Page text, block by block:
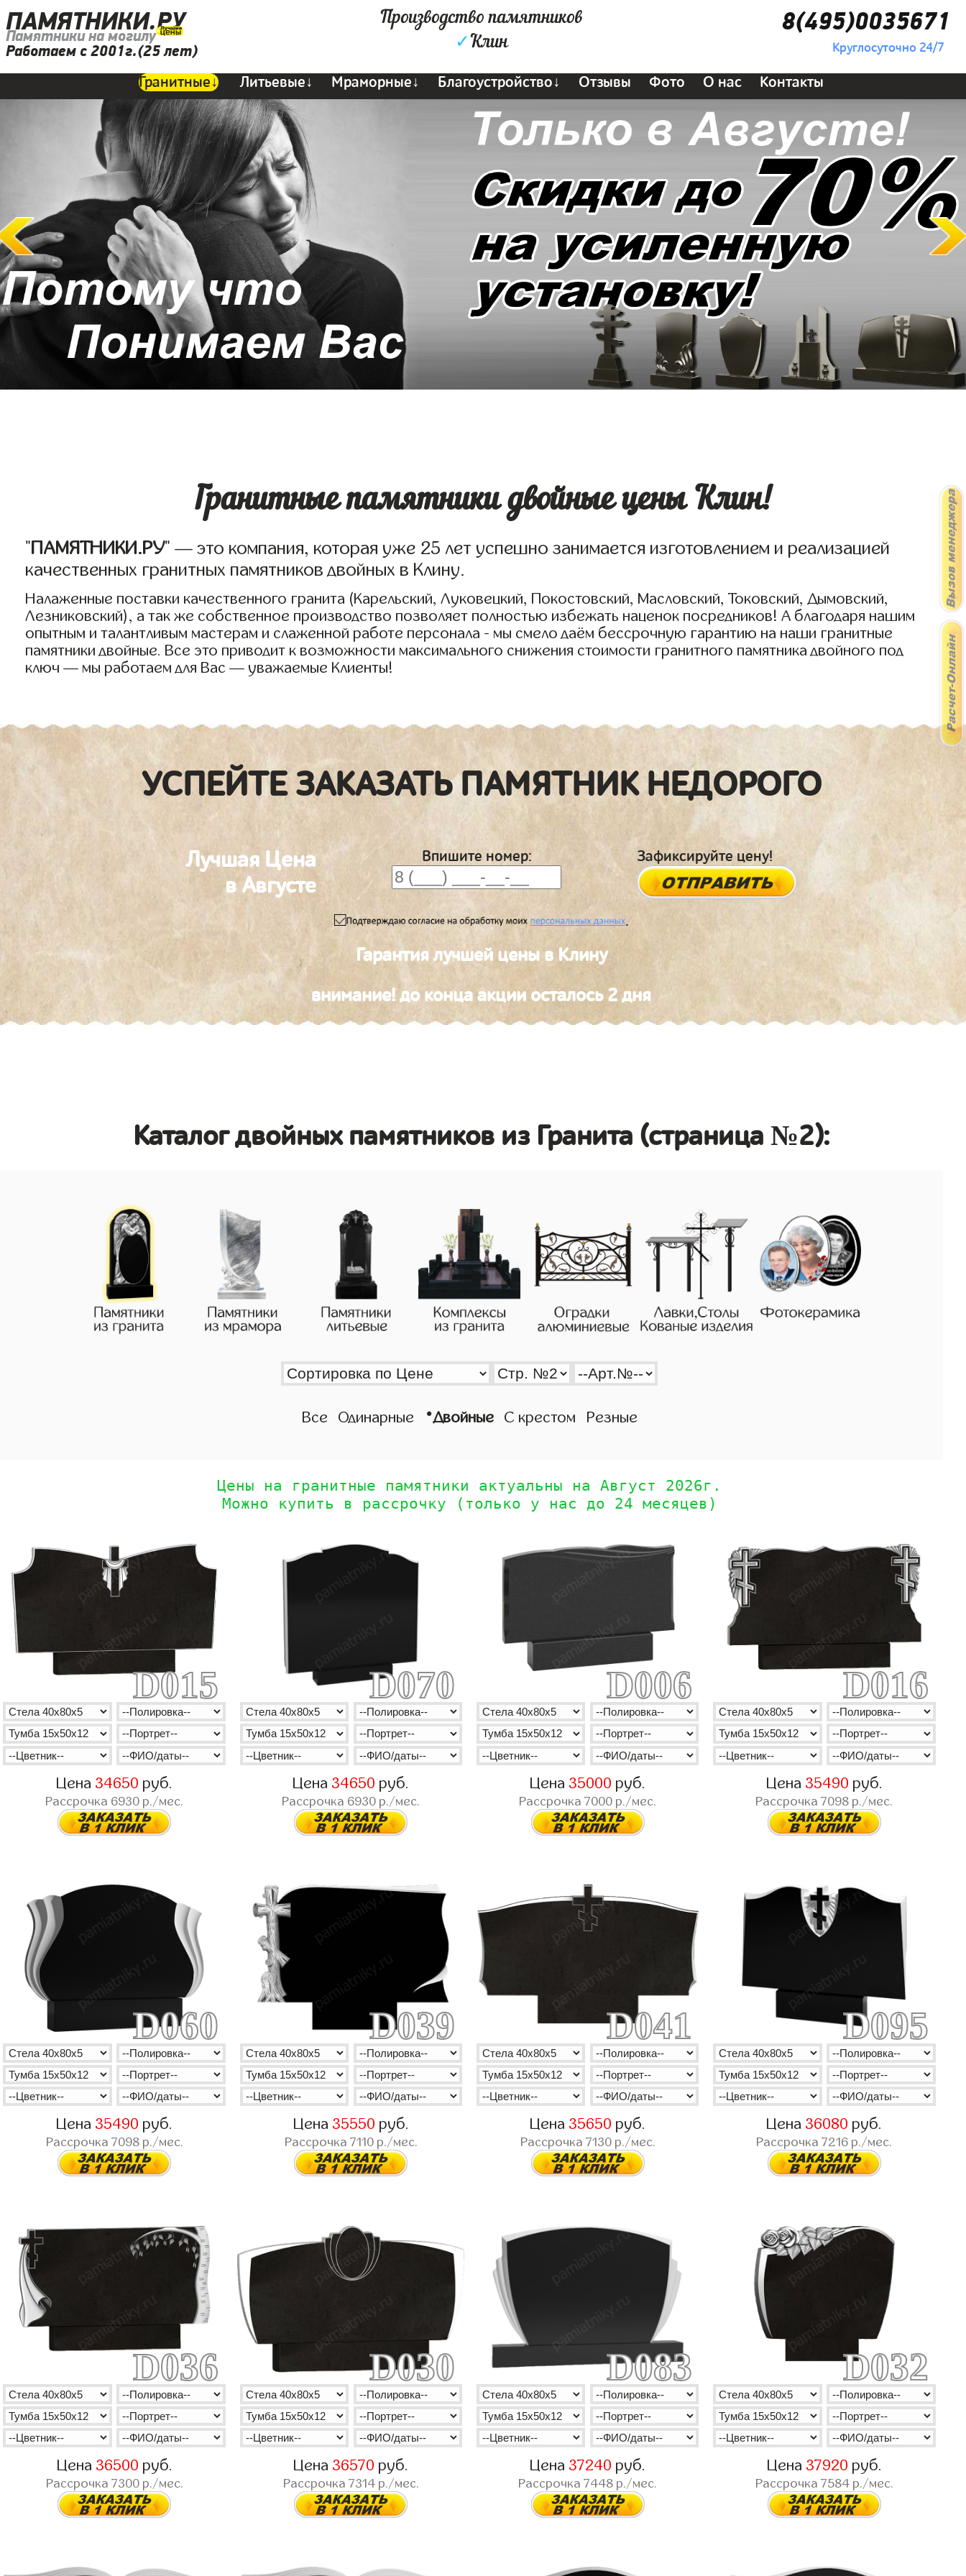
ПАМЯТНИКИ.РУ
Памятники на могилу
Работаем с 2001г.(25 лет)
Производство памятников
✓Клин
8(495)0035671
Круглосуточно 24/7
Гранитные↓ Литьевые↓ Мраморные↓ Благоустройство↓ Отзывы Фото О нас Контакты
Гранитные памятники двойные цены Клин!
"ПАМЯТНИКИ.РУ" — это компания, которая уже 25 лет успешно занимается изготовлением и реализацией
качественных гранитных памятников двойных в Клину.
Налаженные поставки качественного гранита (Карельский, Луковецкий, Покостовский, Масловский, Токовский, Дымовский,
Лезниковский), а так же собственное производство позволяет полностью избежать наценок посредников! А благодаря нашим
опытным и талантливым мастерам и слаженной работе персонала - мы смело даём бессрочную гарантию на наши гранитные
памятники двойные. Все это приводит к возможности максимального снижения стоимости гранитного памятника двойного под
ключ — мы работаем для Вас — уважаемые Клиенты!
УСПЕЙТЕ ЗАКАЗАТЬ ПАМЯТНИК НЕДОРОГО
Лучшая Цена
в Августе
Впишите номер: Зафиксируйте цену!
.
Гарантия лучшей цены в Клину
внимание! до конца акции осталось 2 дня
Каталог двойных памятников из Гранита (страница №2):
Все Одинарные •Двойные С крестом Резные
Цены на гранитные памятники актуальны на Август 2026г.
Можно купить в рассрочку (только у нас до 24 месяцев)
D015
Цена 34650 руб.
Рассрочка 6930 р./мес.
D070
Цена 34650 руб.
Рассрочка 6930 р./мес.
D006
Цена 35000 руб.
Рассрочка7000 р./мес.
D016
Цена 35490 руб.
Рассрочка7098 р./мес.
D060
Цена 35490 руб.
Рассрочка 7098р./мес.
D039
Цена 35550 руб.
Рассрочка 7110р./мес.
D041
Цена 35650 руб.
Рассрочка 7130р./мес.
D095
Цена 36080 руб.
Рассрочка7216 р./мес.
D036
Цена 36500 руб.
Рассрочка 7300р./мес.
D030
Цена 36570 руб.
Рассрочка 7314р./мес.
D083
Цена 37240 руб.
Рассрочка7448 р./мес.
D032
Цена 37920 руб.
Рассрочка 7584р./мес.